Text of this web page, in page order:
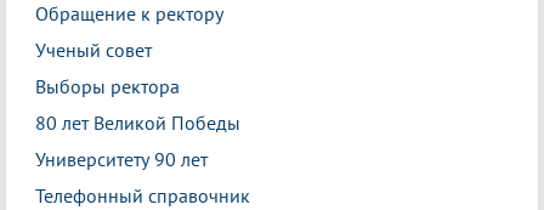
Обращение к ректору
Ученый совет
Выборы ректора
80 лет Великой Победы
Университету 90 лет
Телефонный справочник